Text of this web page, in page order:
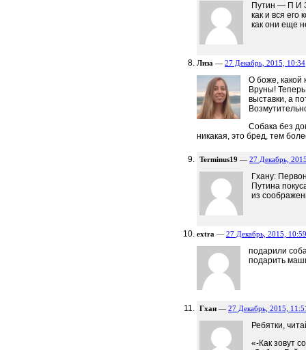
Путин — П И
как и вся его
как они еще
Лиза — 27 Декабрь, 2015, 10:34
О боже, какой
Вруны!
выставки, а
Собака без
никакая, это бред, тем
Terminus19 — 27 Декабрь,
Гхану:
Путина
из
extra — 27 Декабрь, 2015, 10:59
подарили
подарить
Гхан — 27 Декабрь, 2015,
Ребятки,
«-Как зовут